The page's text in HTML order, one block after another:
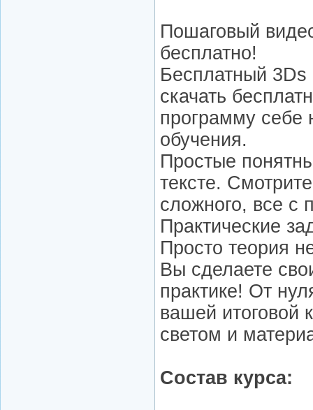
Пошаговый
бесплатно!
Бесплатный
скачать
программу себе
обучения.
Простые
тексте.
сложного, все с
Практические
Просто теория
Вы сделаете
практике! От
вашей итоговой
светом и
Состав курса: